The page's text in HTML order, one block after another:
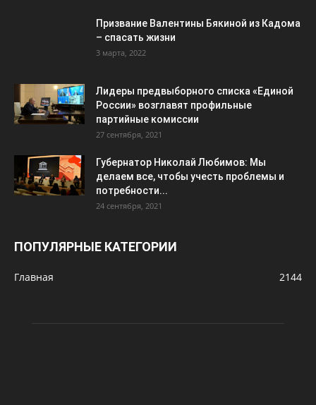
Призвание Валентины Бякиной из Кадома
– спасать жизни
3 марта, 2022
Лидеры предвыборного списка «Единой
России» возглавят профильные
партийные комиссии
27 сентября, 2021
Губернатор Николай Любимов: Мы
делаем все, чтобы учесть проблемы и
потребности...
24 сентября, 2021
ПОПУЛЯРНЫЕ КАТЕГОРИИ
Главная 2144